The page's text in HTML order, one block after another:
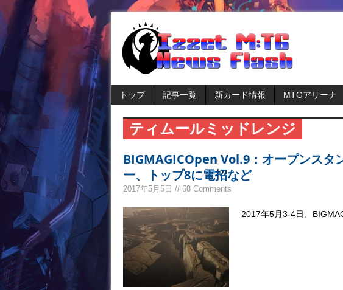
トップ 記事一覧 新カード情報 MTGアリーナ
ティムールミッドレンジ
BIGMAGICOpen Vol.9：オープンスタ
ー、トップ8に電招など
2017年5月5日 // 68 Comments
2017年5月3-4日、